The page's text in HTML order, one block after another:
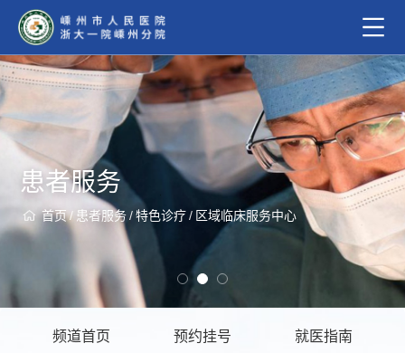
患者服务
首页/ 患者服务 / 特色诊疗 / 区域临床服务中心
频道首页 预约挂号 就医指南